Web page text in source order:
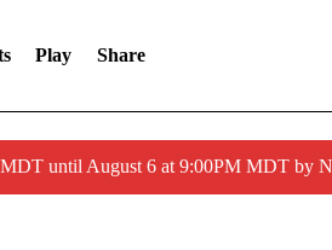
Play Share
until August 6 at 9:00PM MDT by